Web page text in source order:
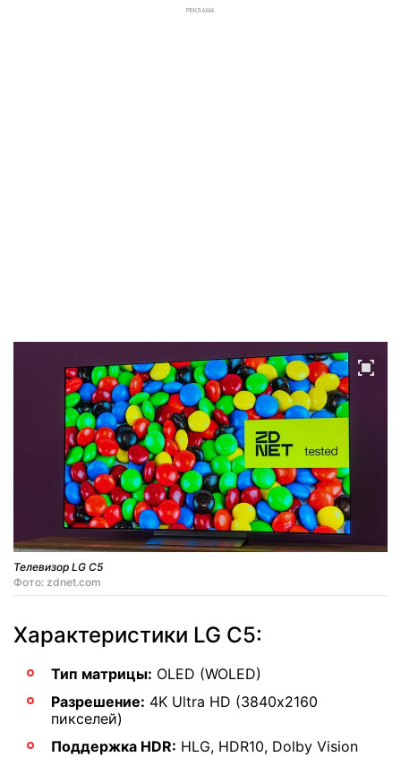
РЕКЛАМА
Телевизор LG C5
Фото: zdnet.com
Характеристики LG C5:
Тип матрицы: OLED (WOLED)
Разрешение: 4K Ultra HD (3840х2160
пикселей)
Поддержка HDR: HLG, HDR10, Dolby Vision